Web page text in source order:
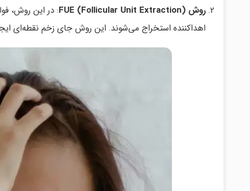
روش FUE (Follicular Unit Extraction)
: در این روش،
اهداکننده استخراج می‌شوند. این روش جای زخم نقطه‌ای